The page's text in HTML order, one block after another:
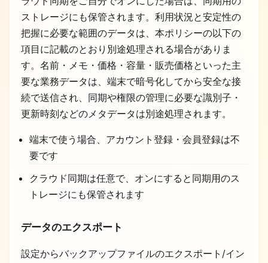
ストレージにも保管されます。利用状況と安定性の
把握に必要な範囲のデータは、本ポリシーの以下の
項目に記載のとおり別途処理される場合がありま
す。名前・メモ・価格・容量・販売価格といった主
要な業務データは、端末で暗号化してから安全な接
続で送信され、同期や権限の管理に必要な識別子・
更新時刻などのメタデータは別途処理されます。
端末で使う場合、アカウント登録・会員登録は不
要です
クラウド同期は任意で、オンにすると同期用のス
トレージにも保管されます
データのエクスポート
設定からバックアップファイルのエクスポート/イン